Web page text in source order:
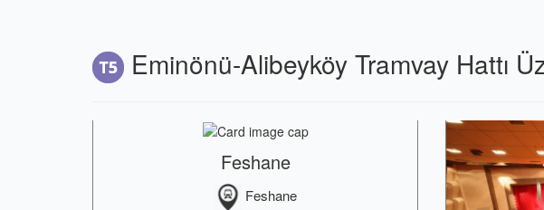
Eminönü-Alibeyköy Tramvay Hattı
Feshane
Feshane